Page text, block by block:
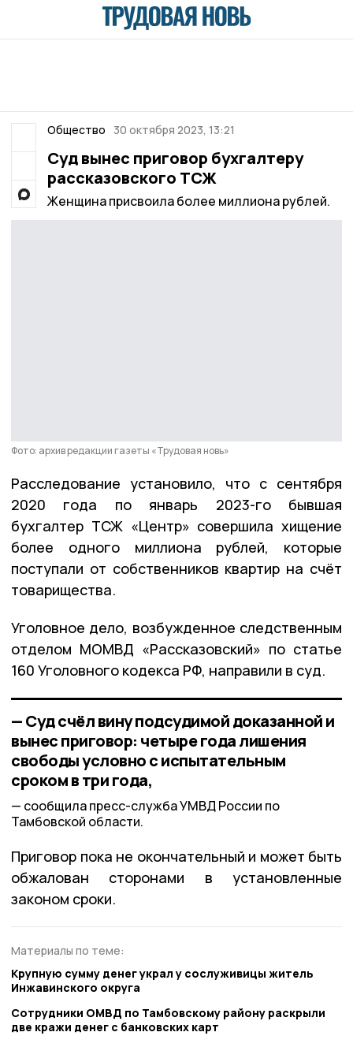
Общество 30 октября 2023, 13:21
Суд вынес приговор бухгалтеру
рассказовского ТСЖ
Женщина присвоила более миллиона рублей.
Фото: архив редакции газеты «Трудовая новь»
Расследование установило, что с сентября
2020 года по январь 2023-го бывшая
бухгалтер ТСЖ «Центр» совершила хищение
более одного миллиона рублей, которые
поступали от собственников квартир на счёт
товарищества.
Уголовное дело, возбужденное следственным
отделом МОМВД «Рассказовский» по статье
160 Уголовного кодекса РФ, направили в суд.
— Суд счёл вину подсудимой доказанной и
вынес приговор: четыре года лишения
свободы условно с испытательным
сроком в три года,
сообщила пресс-служба УМВД России по
Тамбовской области.
Приговор пока не окончательный и может быть
обжалован сторонами в установленные
законом сроки.
Материалы по теме:
Крупную сумму денег украл у сослуживицы житель
Инжавинского округа
Сотрудники ОМВД по Тамбовскому району раскрыли
две кражи денег с банковских карт